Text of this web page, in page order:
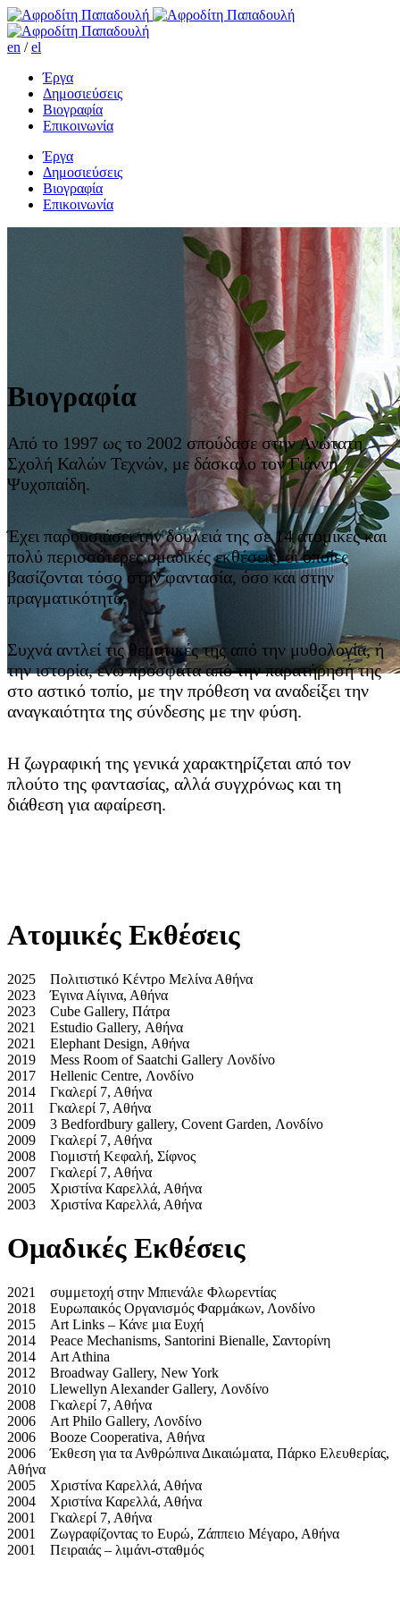
en /el
Έργα
Δημοσιεύσεις
Βιογραφία
Επικοινωνία
Έργα
Δημοσιεύσεις
Βιογραφία
Επικοινωνία
Βιογραφία
Από το 1997 ως το 2002 σπούδασε στην Ανώτατη
Σχολή Καλών Τεχνών, με δάσκαλο τον Γιάννη
Ψυχοπαίδη.
Έχει παρουσιάσει την δουλειά της σε 14 ατομικές και
πολύ περισσότερες ομαδικές εκθέσεις, οι οποίες
βασίζονται τόσο στην φαντασία, όσο και στην
πραγματικότητα.
Συχνά αντλεί τις θεματικές της από την μυθολογία, ή
την ιστορία, ενώ πρόσφατα από την παρατήρησή της
στο αστικό τοπίο, με την πρόθεση να αναδείξει την
αναγκαιότητα της σύνδεσης με την φύση.
Η ζωγραφική της γενικά χαρακτηρίζεται από τον
πλούτο της φαντασίας, αλλά συγχρόνως και τη
διάθεση για αφαίρεση.
Ατομικές Εκθέσεις
2025 Πολιτιστικό Κέντρο Μελίνα Αθήνα
2023 Έγινα Αίγινα, Αθήνα
2023 Cube Gallery, Πάτρα
2021 Estudio Gallery, Αθήνα
2021 Elephant Design, Αθήνα
2019 Mess Room of Saatchi Gallery Λονδίνο
2017 Hellenic Centre, Λονδίνο
2014 Γκαλερί 7, Αθήνα
2011 Γκαλερί 7, Αθήνα
2009 3 Bedfordbury gallery, Covent Garden, Λονδίνο
2009 Γκαλερί 7, Αθήνα
2008 Γιομιστή Κεφαλή, Σίφνος
2007 Γκαλερί 7, Αθήνα
2005 Χριστίνα Καρελλά, Αθήνα
2003 Χριστίνα Καρελλά, Αθήνα
Ομαδικές Εκθέσεις
2021 συμμετοχή στην Μπιενάλε Φλωρεντίας
2018 Ευρωπαικός Οργανισμός Φαρμάκων, Λονδίνο
2015 Αrt Links – Κάνε μια Ευχή
2014 Peace Mechanisms, Santorini Bienalle, Σαντορίνη
2014 Art Athina
2012 Broadway Gallery, New York
2010 Llewellyn Alexander Gallery, Λονδίνο
2008 Γκαλερί 7, Αθήνα
2006 Art Philo Gallery, Λονδίνο
2006 Booze Cooperativa, Αθήνα
2006 Έκθεση για τα Ανθρώπινα Δικαιώματα, Πάρκο Ελευθερίας,
Αθήνα
2005 Χριστίνα Καρελλά, Αθήνα
2004 Χριστίνα Καρελλά, Αθήνα
2001 Γκαλερί 7, Αθήνα
2001 Ζωγραφίζοντας το Ευρώ, Ζάππειο Μέγαρο, Αθήνα
2001 Πειραιάς – λιμάνι-σταθμός